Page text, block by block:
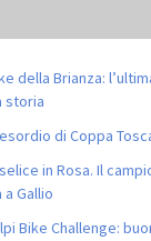
della Brianza:
storia
di Coppa
in Rosa. Il
Gallio
Bike Challenge: